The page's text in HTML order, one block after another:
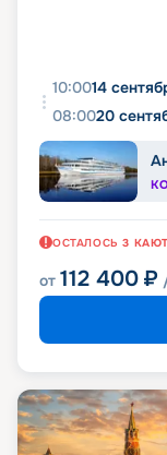
10:0014
08:0020
ОСТАЛОСЬ 3
от 112 400 ₽